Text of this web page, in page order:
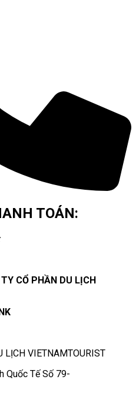
TOÁN:
CỔ PHẦN DU LỊCH
LỊCH VIETNAMTOURIST
Quốc Tế Số 79-